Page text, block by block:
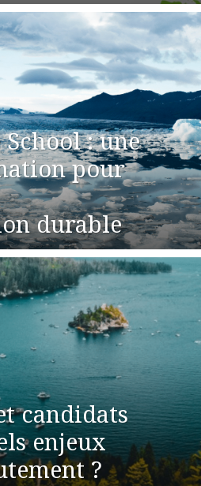
: une
pour
durable
candidats
enjeux
?